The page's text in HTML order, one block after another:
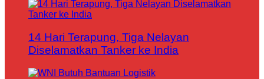
14 Hari Terapung, Tiga Nelayan
Diselamatkan Tanker ke India